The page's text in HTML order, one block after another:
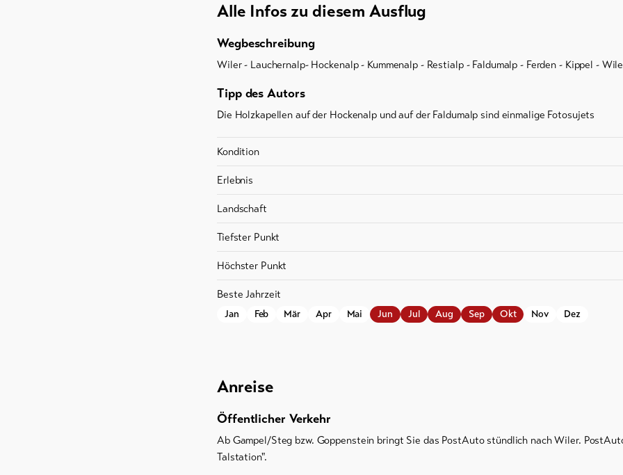
Alle Infos zu diesem Ausflug
Wegbeschreibung
Wiler - Lauchernalp- Hockenalp - Kummenalp - Restialp - Faldumalp - Ferden - Kippel -
Tipp des Autors
Die Holzkapellen auf der Hockenalp und auf der Faldumalp sind einmalige Fotosujets
Kondition
Erlebnis
Landschaft
Tiefster Punkt
Höchster Punkt
Beste Jahrzeit
Jan Feb Mär Apr Mai Jun Jul Aug Sep Okt Nov Dez
Anreise
Öffentlicher Verkehr
Ab Gampel/Steg bzw. Goppenstein bringt Sie das PostAuto stündlich nach Wiler.
Talstation".